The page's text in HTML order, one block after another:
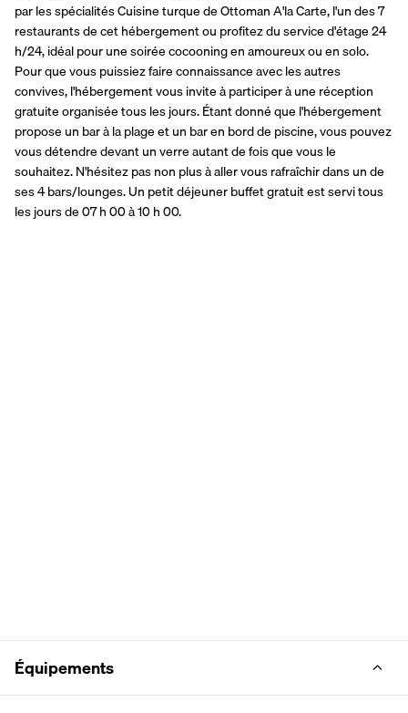
par les spécialités Cuisine turque de Ottoman A'la Carte, l'un des 7
restaurants de cet hébergement ou profitez du service d'étage 24
h/24, idéal pour une soirée cocooning en amoureux ou en solo.
Pour que vous puissiez faire connaissance avec les autres
convives, l'hébergement vous invite à participer à une réception
gratuite organisée tous les jours. Étant donné que l'hébergement
propose un bar à la plage et un bar en bord de piscine, vous pouvez
vous détendre devant un verre autant de fois que vous le
souhaitez. N'hésitez pas non plus à aller vous rafraîchir dans un de
ses 4 bars/lounges. Un petit déjeuner buffet gratuit est servi tous
les jours de 07 h 00 à 10 h 00.
Équipements